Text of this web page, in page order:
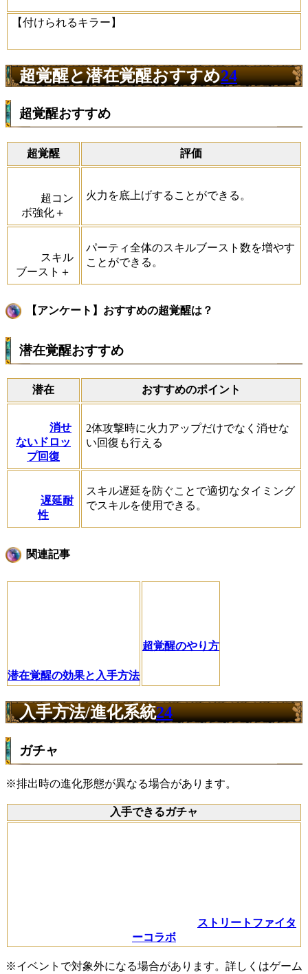
【付けられるキラー】
超覚醒と潜在覚醒おすすめ24
超覚醒おすすめ
超覚醒 評価
超コン
ボ強化＋
火力を底上げすることができる。
スキル
ブースト＋
パーティ全体のスキルブースト数を増やす
ことができる。
【アンケート】おすすめの超覚醒は？
潜在覚醒おすすめ
潜在 おすすめのポイント
消せ
ないドロッ
プ回復
2体攻撃時に火力アップだけでなく消せな
い回復も行える
遅延耐
性
スキル遅延を防ぐことで適切なタイミング
でスキルを使用できる。
関連記事
潜在覚醒の効果と入手方法
超覚醒のやり方
入手方法/進化系統24
ガチャ
※排出時の進化形態が異なる場合があります。
入手できるガチャ
ストリートファイタ
ーコラボ
※イベントで対象外になる場合があります。詳しくはゲーム